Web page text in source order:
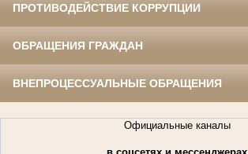
ПРОТИВОДЕЙСТВИЕ КОРРУПЦИИ
ОБРАЩЕНИЯ ГРАЖДАН
ВНЕПРОЦЕССУАЛЬНЫЕ ОБРАЩЕНИЯ
Официальные каналы